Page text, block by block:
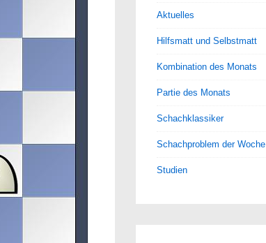
Aktuelles
Hilfsmatt und Selbstmatt
Kombination des Monats
Partie des Monats
Schachklassiker
Schachproblem der Woche
Studien